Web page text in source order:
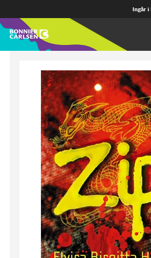
Ingår i